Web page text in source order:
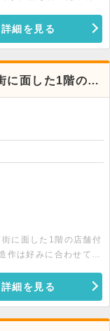
詳細を見る
に面した1階の店
に面した1階の店舗付
作は好みに合わせて自
詳細を見る